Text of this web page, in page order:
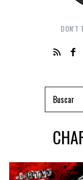
DON'T